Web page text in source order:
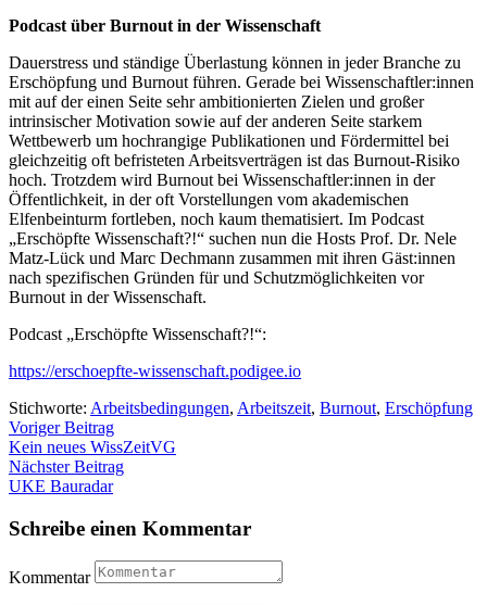
Podcast über Burnout in der Wissenschaft
Dauerstress und ständige Überlastung können in jeder Branche zu
Erschöpfung und Burnout führen. Gerade bei Wissenschaftler:innen
mit auf der einen Seite sehr ambitionierten Zielen und großer
intrinsischer Motivation sowie auf der anderen Seite starkem
Wettbewerb um hochrangige Publikationen und Fördermittel bei
gleichzeitig oft befristeten Arbeitsverträgen ist das Burnout-Risiko
hoch. Trotzdem wird Burnout bei Wissenschaftler:innen in der
Öffentlichkeit, in der oft Vorstellungen vom akademischen
Elfenbeinturm fortleben, noch kaum thematisiert. Im Podcast
„Erschöpfte Wissenschaft?!“ suchen nun die Hosts Prof. Dr. Nele
Matz-Lück und Marc Dechmann zusammen mit ihren Gäst:innen
nach spezifischen Gründen für und Schutzmöglichkeiten vor
Burnout in der Wissenschaft.
Podcast „Erschöpfte Wissenschaft?!“:
https://erschoepfte-wissenschaft.podigee.io
Stichworte: Arbeitsbedingungen, Arbeitszeit, Burnout, Erschöpfung
Beitragsnavigation
Voriger Beitrag
Kein neues WissZeitVG
Nächster Beitrag
UKE Bauradar
Schreibe einen Kommentar
Kommentar